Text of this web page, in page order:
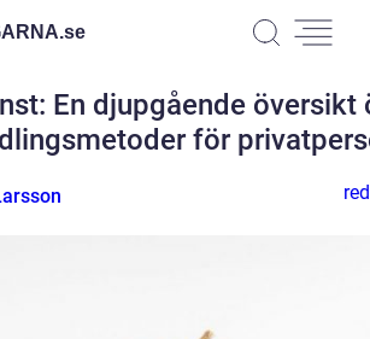
se
En djupgående översikt
för